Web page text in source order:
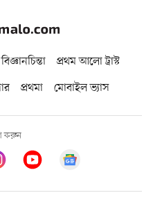
বিজ্ঞানচিন্তা
প্রথম আলো ট্রাস্ট
প্রথমা মোবাইল ভ্যাস
করুন